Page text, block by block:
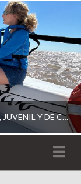
PROGRAMA RECREATIVO | VELA INFANTIL, JUVENIL Y DE CRUCERO 2026